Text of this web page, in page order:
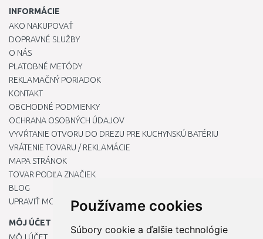
Používame cookies
Súbory cookie a ďalšie technológie
INFORMÁCIE
AKO NAKUPOVAŤ
DOPRAVNÉ SLUŽBY
O NÁS
PLATOBNÉ METÓDY
REKLAMAČNÝ PORIADOK
KONTAKT
OBCHODNÉ PODMIENKY
OCHRANA OSOBNÝCH ÚDAJOV
VYVŔTANIE OTVORU DO DREZU PRE KUCHYNSKÚ BATÉRIU
VRÁTENIE TOVARU / REKLAMÁCIE
MAPA STRÁNOK
TOVAR PODĽA ZNAČIEK
BLOG
UPRAVIŤ MOJE PREDVOĽBY COOKIES
MÔJ ÚČET